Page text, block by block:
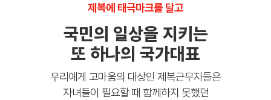
제복에 태극마크를 달고
국민의 일상을 지키는
또 하나의 국가대표
우리에게 고마움의 대상인 제복근무자들은
자녀들이 필요할 때 함께하지 못했던